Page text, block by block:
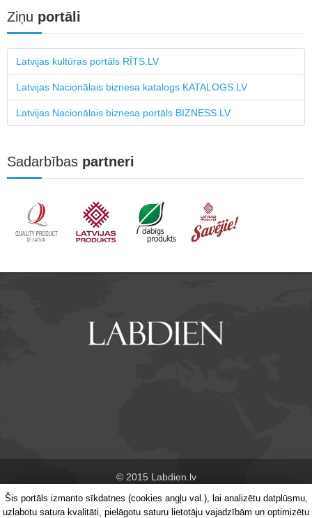
Ziņu portāli
Latvijas kultūras portāls RĪTS.LV
Latvijas Nacionālais biznesa katalogs KATALOGS.LV
Latvijas Nacionālais biznesa portāls BIZNESS.LV
Sadarbības partneri
© 2015 Labdien.lv
Par portālu Kontakti
Šis portāls izmanto sīkdatnes (cookies angļu val.), lai analizētu datplūsmu,
uzlabotu satura kvalitāti, pielāgotu saturu lietotāju vajadzībām un optimizētu